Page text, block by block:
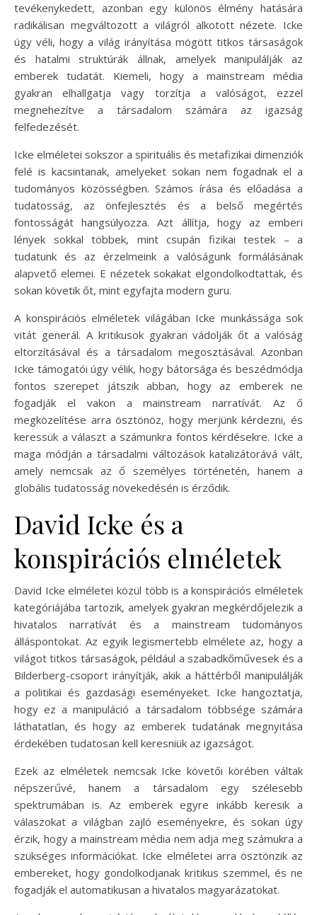
tevékenykedett, azonban egy különös élmény hatására
radikálisan megváltozott a világról alkotott nézete. Icke
úgy véli, hogy a világ irányítása mögött titkos társaságok
és hatalmi struktúrák állnak, amelyek manipulálják az
emberek tudatát. Kiemeli, hogy a mainstream média
gyakran elhallgatja vagy torzítja a valóságot, ezzel
megnehezítve a társadalom számára az igazság
felfedezését.
Icke elméletei sokszor a spirituális és metafizikai dimenziók
felé is kacsintanak, amelyeket sokan nem fogadnak el a
tudományos közösségben. Számos írása és előadása a
tudatosság, az önfejlesztés és a belső megértés
fontosságát hangsúlyozza. Azt állítja, hogy az emberi
lények sokkal többek, mint csupán fizikai testek – a
tudatunk és az érzelmeink a valóságunk formálásának
alapvető elemei. E nézetek sokakat elgondolkodtattak, és
sokan követik őt, mint egyfajta modern guru.
A konspirációs elméletek világában Icke munkássága sok
vitát generál. A kritikusok gyakran vádolják őt a valóság
eltorzításával és a társadalom megosztásával. Azonban
Icke támogatói úgy vélik, hogy bátorsága és beszédmódja
fontos szerepet játszik abban, hogy az emberek ne
fogadják el vakon a mainstream narratívát. Az ő
megközelítése arra ösztönöz, hogy merjünk kérdezni, és
keressük a választ a számunkra fontos kérdésekre. Icke a
maga módján a társadalmi változások katalizátorává vált,
amely nemcsak az ő személyes történetén, hanem a
globális tudatosság növekedésén is érződik.
David Icke és a
konspirációs elméletek
David Icke elméletei közül több is a konspirációs elméletek
kategóriájába tartozik, amelyek gyakran megkérdőjelezik a
hivatalos narratívát és a mainstream tudományos
álláspontokat. Az egyik legismertebb elmélete az, hogy a
világot titkos társaságok, például a szabadkőművesek és a
Bilderberg-csoport irányítják, akik a háttérből manipulálják
a politikai és gazdasági eseményeket. Icke hangoztatja,
hogy ez a manipuláció a társadalom többsége számára
láthatatlan, és hogy az emberek tudatának megnyitása
érdekében tudatosan kell keresniük az igazságot.
Ezek az elméletek nemcsak Icke követői körében váltak
népszerűvé, hanem a társadalom egy szélesebb
spektrumában is. Az emberek egyre inkább keresik a
válaszokat a világban zajló eseményekre, és sokan úgy
érzik, hogy a mainstream média nem adja meg számukra a
szükséges információkat. Icke elméletei arra ösztönzik az
embereket, hogy gondolkodjanak kritikus szemmel, és ne
fogadják el automatikusan a hivatalos magyarázatokat.